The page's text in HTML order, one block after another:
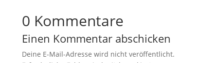
0 Kommentare
Einen Kommentar abschicken
Deine E-Mail-Adresse wird nicht veröffentlicht.